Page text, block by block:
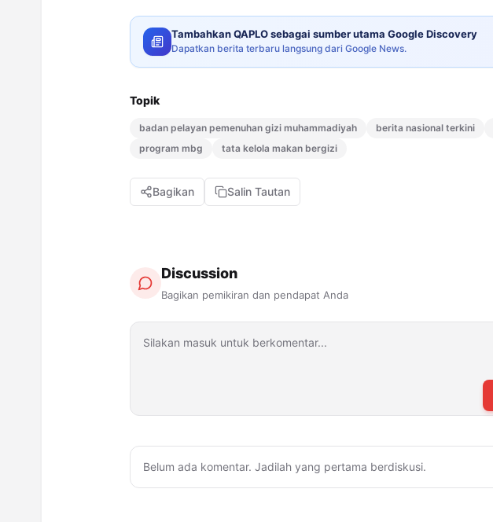
Tambahkan QAPLO sebagai sumber utama Google Discovery
Dapatkan berita terbaru langsung dari Google News.
Topik
badan pelayan pemenuhan gizi muhammadiyah berita nasional terkini
program mbg
tata kelola makan bergizi
Bagikan Salin Tautan
Discussion
Bagikan pemikiran dan pendapat Anda
Belum ada komentar. Jadilah yang pertama berdiskusi.